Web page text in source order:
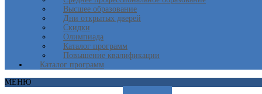
Высшее образование
Дни открытых дверей
Скидки
Олимпиада
Каталог программ
Повышение квалификации
Каталог программ
МЕНЮ